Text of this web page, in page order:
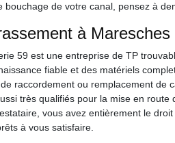
bouchage de votre canal, pensez à
à Maresches
59 est une entreprise de TP
fiable et des matériels
raccordement ou remplacement de
très qualifiés pour la mise en route
vous avez entièrement le
à vous satisfaire.